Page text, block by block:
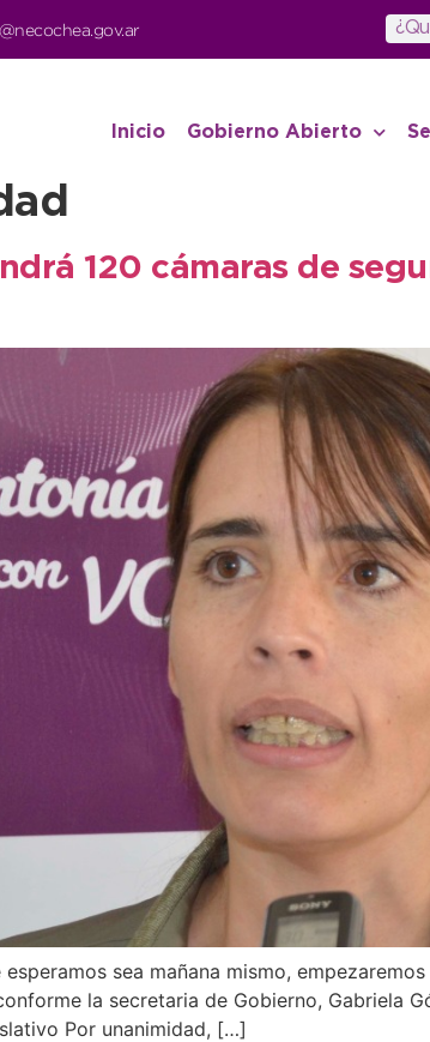
Inicio Gobierno Abierto
120 cámaras de
sea mañana mismo,
la secretaria de Gobierno, Gabriela
Por unanimidad, […]